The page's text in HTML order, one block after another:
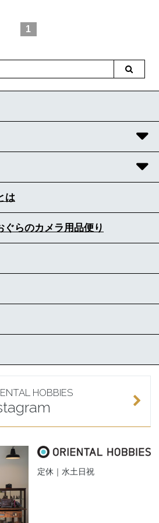
1
は
らのカメラ用品便り
HOBBIES
定休｜水土日祝